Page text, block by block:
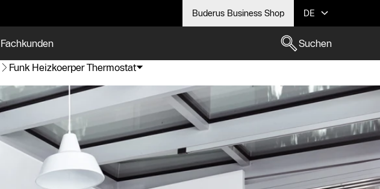
Buderus Business Shop DE
Fachkunden
Suchen
Funk Heizkoerper Thermostat